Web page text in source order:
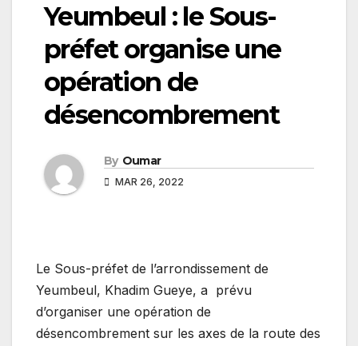
Yeumbeul : le Sous-
préfet organise une
opération de
désencombrement
By Oumar
MAR 26, 2022
Le Sous-préfet de l’arrondissement de
Yeumbeul, Khadim Gueye, a prévu
d’organiser une opération de
désencombrement sur les axes de la route des